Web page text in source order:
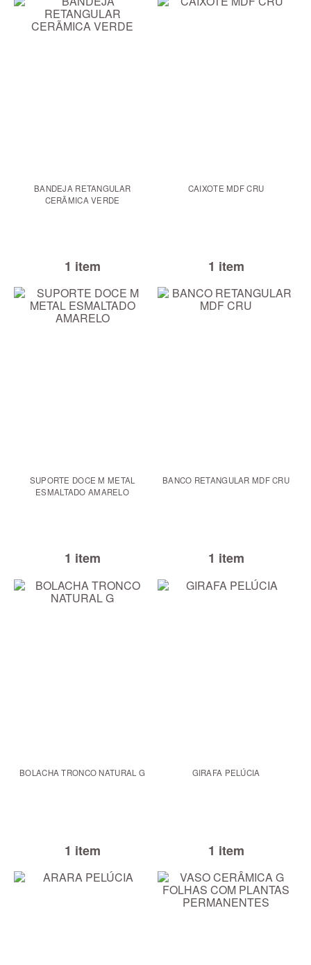
BANDEJA RETANGULAR
CERÃMICA VERDE
1 item
CAIXOTE MDF CRU
1 item
SUPORTE DOCE M METAL
ESMALTADO AMARELO
1 item
BANCO RETANGULAR MDF CRU
1 item
BOLACHA TRONCO NATURAL G
1 item
GIRAFA PELÚCIA
1 item